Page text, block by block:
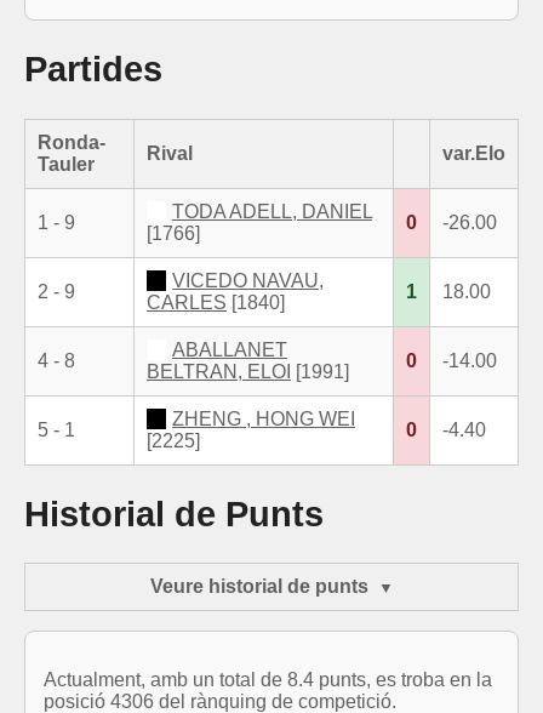
Partides
Ronda-
Tauler
Rival var.Elo
1 - 9
TODA ADELL, DANIEL
[1766]
0 -26.00
2 - 9
VICEDO NAVAU,
CARLES [1840]
1 18.00
4 - 8
ABALLANET
BELTRAN, ELOI [1991]
0 -14.00
5 - 1
ZHENG , HONG WEI
[2225]
0 -4.40
Historial de Punts
Veure historial de punts
Actualment, amb un total de 8.4 punts, es troba en la
posició 4306 del rànquing de competició.